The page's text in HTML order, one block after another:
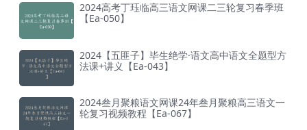
2024高考丁珏临高三语文网课二三轮复习春季班
【Ea-050】
2024【五匪子】毕生绝学·语文高中语文全题型方
法课+讲义【Ea-043】
2024叁月聚粮语文网课24年叁月聚粮高三语文一
轮复习视频教程【Ea-067】